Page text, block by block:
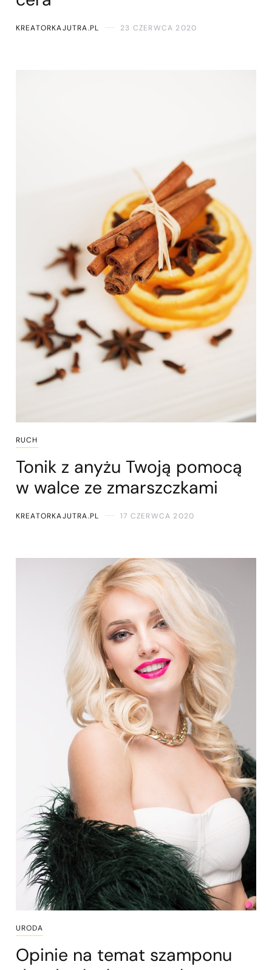
KREATORKAJUTRA.PL 23 CZERWCA 2020
RUCH
Tonik z anyżu Twoją pomocą
w walce ze zmarszczkami
KREATORKAJUTRA.PL 17 CZERWCA 2020
URODA
Opinie na temat szamponu